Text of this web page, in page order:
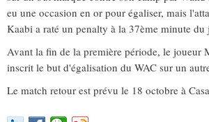
eu une occasion en or pour égaliser, mais
Kaabi a raté un penalty à la 37ème minute du
Avant la fin de la première période, le joueur
inscrit le but d'égalisation du WAC sur un
Le match retour est prévu le 18 octobre à